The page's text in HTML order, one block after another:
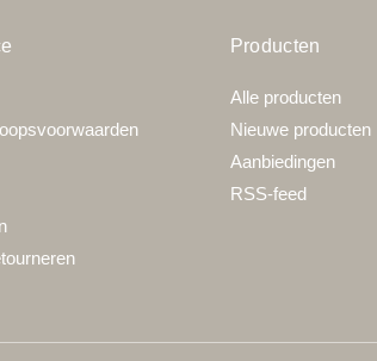
Producten
Alle producten
Nieuwe producten
Aanbiedingen
RSS-feed